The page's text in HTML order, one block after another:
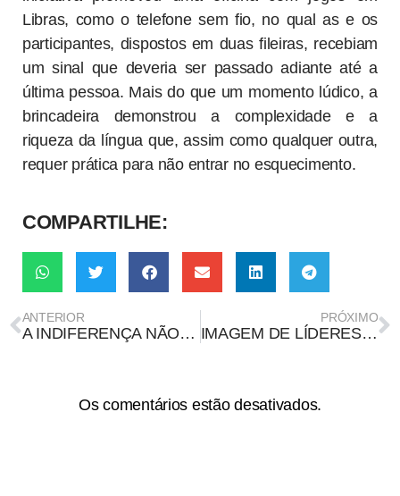
Libras, como o telefone sem fio, no qual as e os
participantes, dispostos em duas fileiras, recebiam
um sinal que deveria ser passado adiante até a
última pessoa. Mais do que um momento lúdico, a
brincadeira demonstrou a complexidade e a
riqueza da língua que, assim como qualquer outra,
requer prática para não entrar no esquecimento.
COMPARTILHE:
ANTERIOR
A INDIFERENÇA NÃO É UMA OPÇÃO DIANTE DO GENOCÍDIO EM GAZA
PRÓXIMO
IMAGEM DE LÍDERES EUROPEUS TOMANDO “CHÁ DE CADEIRA” NA CASA BRANCA É IA
Os comentários estão desativados.